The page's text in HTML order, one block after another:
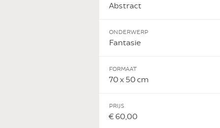
Abstract
ONDERWERP
Fantasie
FORMAAT
70 x 50 cm
PRIJS
€ 60,00